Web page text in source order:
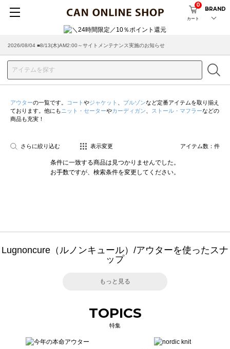
カート
0
BRAND
2026/08/04 ■8/13(木)AM2:00～サイトメンテナンス実施のお知らせ
2026/03/18 ■店舗受け取りサービスのご案内
アウターの一覧です。 コート やジャケット ブルゾンなど定番アイテムを取り揃え
ております。他にも ニット・セーターやカーディガン ストール・マフラーなどの
商品も充実！
さらに絞り込む 表示変更 アイテム数： 件
条件に一致する商品は見つかりませんでした。
お手数ですが、検索条件を変更してください。
Lugnoncure（ルノンキュール）/アウターを使ったスナ
ップ
もっと見る
TOPICS
特集